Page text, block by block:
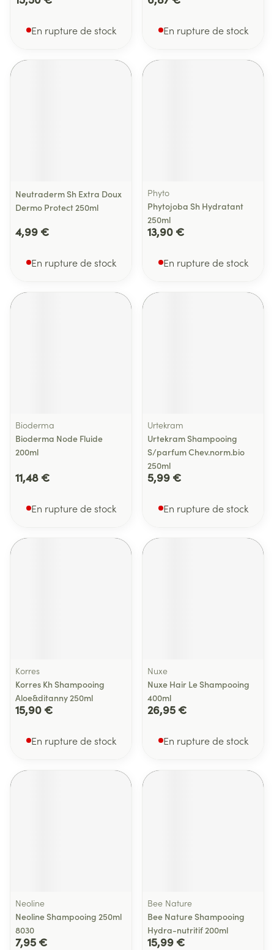
En rupture de stock En rupture de stock
Neutraderm Sh Extra Doux
Dermo Protect 250ml
4,99 €
En rupture de stock
Phyto
Phytojoba Sh Hydratant
250ml
13,90 €
En rupture de stock
Bioderma
Bioderma Node Fluide
200ml
11,48 €
En rupture de stock
Urtekram
Urtekram Shampooing
S/parfum Chev.norm.bio
250ml
5,99 €
En rupture de stock
Korres
Korres Kh Shampooing
Aloe&ditanny 250ml
15,90 €
En rupture de stock
Nuxe
Nuxe Hair Le Shampooing
400ml
26,95 €
En rupture de stock
Neoline
Neoline Shampooing 250ml
8030
7,95 €
Bee Nature
Bee Nature Shampooing
Hydra-nutritif 200ml
15,99 €